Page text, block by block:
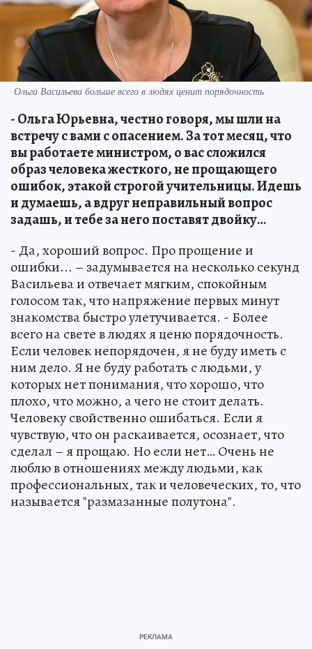
Ольга Васильева больше всего в людях ценит порядочность
- Ольга Юрьевна, честно говоря, мы шли на
встречу с вами с опасением. За тот месяц, что
вы работаете министром, о вас сложился
образ человека жесткого, не прощающего
ошибок, этакой строгой учительницы. Идешь
и думаешь, а вдруг неправильный вопрос
задашь, и тебе за него поставят двойку…
- Да, хороший вопрос. Про прощение и
ошибки... – задумывается на несколько секунд
Васильева и отвечает мягким, спокойным
голосом так, что напряжение первых минут
знакомства быстро улетучивается. - Более
всего на свете в людях я ценю порядочность.
Если человек непорядочен, я не буду иметь с
ним дело. Я не буду работать с людьми, у
которых нет понимания, что хорошо, что
плохо, что можно, а чего не стоит делать.
Человеку свойственно ошибаться. Если я
чувствую, что он раскаивается, осознает, что
сделал – я прощаю. Но если нет… Очень не
люблю в отношениях между людьми, как
профессиональных, так и человеческих, то, что
называется "размазанные полутона".